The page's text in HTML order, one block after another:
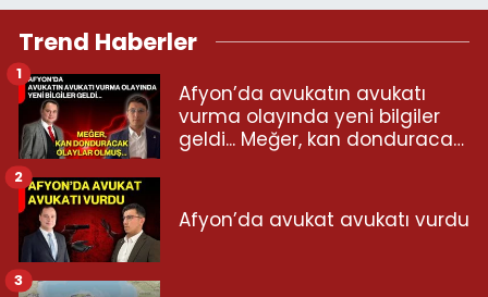
Trend Haberler
Afyon’da avukatın avukatı
vurma olayında yeni bilgiler
geldi... Meğer, kan donduracak
1
Afyon’da avukat avukatı vurdu
2
3